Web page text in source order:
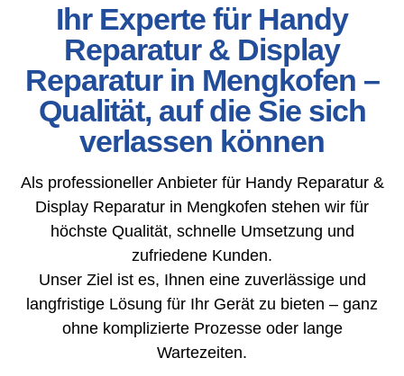
Ihr Experte für Handy
Reparatur & Display
Reparatur in Mengkofen –
Qualität, auf die Sie sich
verlassen können
Als professioneller Anbieter für Handy Reparatur &
Display Reparatur in Mengkofen stehen wir für
höchste Qualität, schnelle Umsetzung und
zufriedene Kunden.
Unser Ziel ist es, Ihnen eine zuverlässige und
langfristige Lösung für Ihr Gerät zu bieten – ganz
ohne komplizierte Prozesse oder lange
Wartezeiten.